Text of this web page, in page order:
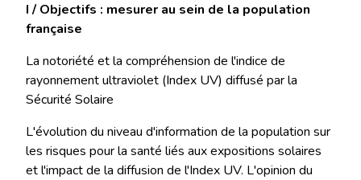
I / Objectifs : mesurer au sein de la population
française
La notoriété et la compréhension de l'indice de
rayonnement ultraviolet (Index UV) diffusé par la
Sécurité Solaire
L'évolution du niveau d'information de la population sur
les risques pour la santé liés aux expositions solaires
et l'impact de la diffusion de l'Index UV. L'opinion du